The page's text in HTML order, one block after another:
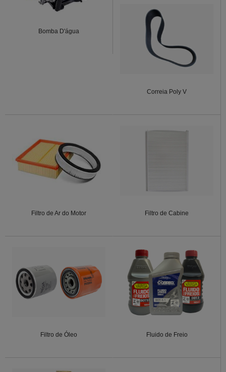
Bomba D'água
Correia Poly V
Filtro de Ar do Motor Filtro de Cabine
Filtro de Óleo Fluido de Freio